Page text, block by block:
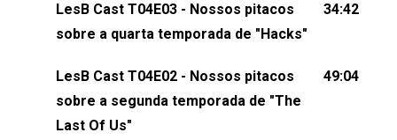
comentários, perguntas ou qualquer outra coisa,
nos envie uma mensagem pelas redes sociais ou
esqueça de visitar nosso site e também redes
sociais:Twitter: ⁠⁠⁠⁠@lesbout_br⁠⁠⁠⁠ Instagram: ⁠⁠⁠⁠@lesbout_br⁠⁠⁠⁠
LesB Cast T04E03 - Nossos pitacos
sobre a quarta temporada de "Hacks"
34:42
LesB Cast T04E02 - Nossos pitacos
sobre a segunda temporada de "The
Last Of Us"
49:04